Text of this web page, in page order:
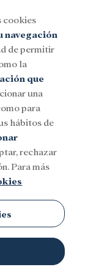
cookies
navegación
de permitir
la
que
una
para
hábitos de
rechazar
Para más